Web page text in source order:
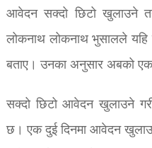
आवेदन सक्दो छिटो खुलाउने
लोकनाथ लोकनाथ भुसालले
बताए। उनका अनुसार अबको
सक्दो छिटो आवेदन खुलाउने
छ। एक दुई दिनमा आवेदन